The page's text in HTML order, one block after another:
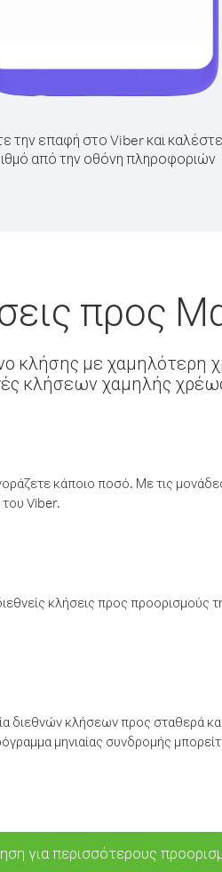
την επαφή στο Viber και
από την οθόνη πληροφοριών
προς
κλήσης με χαμηλότερη
κλήσεων χαμηλής
κάποιο ποσό. Με τις
Viber.
κλήσεις προς προορισμούς
διεθνών κλήσεων προς σταθερά
μηνιαίας συνδρομής
για περισσότερους